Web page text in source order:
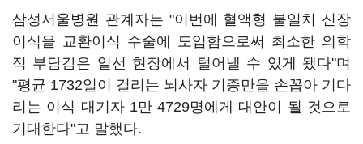
삼성서울병원 관계자는 "이번에 혈액형 불일치 신장
이식을 교환이식 수술에 도입함으로써 최소한 의학
적 부담감은 일선 현장에서 털어낼 수 있게 됐다"며
"평균 1732일이 걸리는 뇌사자 기증만을 손꼽아 기다
리는 이식 대기자 1만 4729명에게 대안이 될 것으로
기대한다"고 말했다.